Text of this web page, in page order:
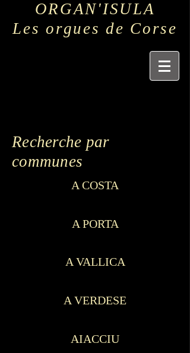
ORGAN'ISULA
Les orgues de Corse
Recherche par
communes
A COSTA
A PORTA
A VALLICA
A VERDESE
AIACCIU